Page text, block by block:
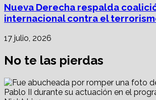
Nueva Derecha respalda
internacional contra el
17 julio, 2026
No te las pierdas